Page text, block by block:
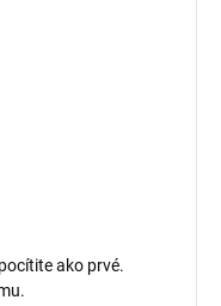
ako prvé.